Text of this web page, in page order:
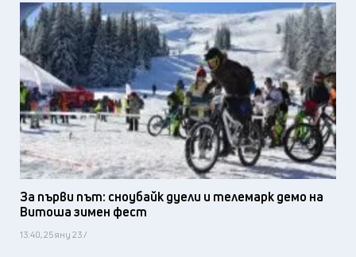
За първи път: сноубайк дуели и телемарк демо на
Витоша зимен фест
13:40, 25 яну 23 /